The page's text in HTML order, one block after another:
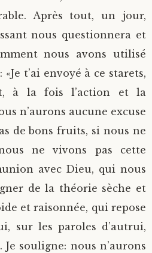
Après tout, un jour,
nous questionnera et
nous avons utilisé
t’ai envoyé à ce starets,
à la fois l’action et la
n’aurons aucune excuse
de bons fruits, si nous ne
ne vivons pas cette
avec Dieu, qui nous
de la théorie sèche et
et raisonnée, qui repose
sur les paroles d’autrui,
souligne: nous n’aurons